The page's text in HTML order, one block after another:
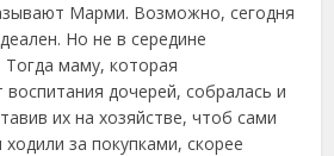
Марми. Возможно, сегодня
Но не в середине
маму, которая
воспитания дочерей, собралась и
их на хозяйстве, чтоб сами
за покупками, скорее